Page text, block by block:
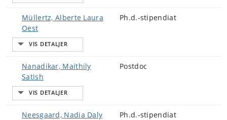
Müllertz, Alberte Laura
Oest
Ph.d.-stipendiat
Nanadikar, Maithily
Satish
Postdoc
Neesgaard, Nadia Daly Ph.d.-stipendiat